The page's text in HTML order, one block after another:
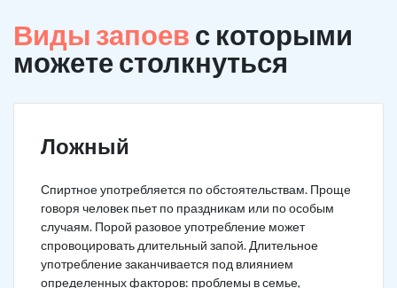
Виды запоев с которыми
можете столкнуться
Ложный
Спиртное употребляется по обстоятельствам. Проще
говоря человек пьет по праздникам или по особым
случаям. Порой разовое употребление может
спровоцировать длительный запой. Длительное
употребление заканчивается под влиянием
определенных факторов: проблемы в семье,